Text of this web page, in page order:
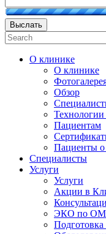
Выслать
О клинике
О клинике
Обзор
Пациентам
Пациенты
Специалисты
Услуги
Услуги
Акции в
ЭКО по